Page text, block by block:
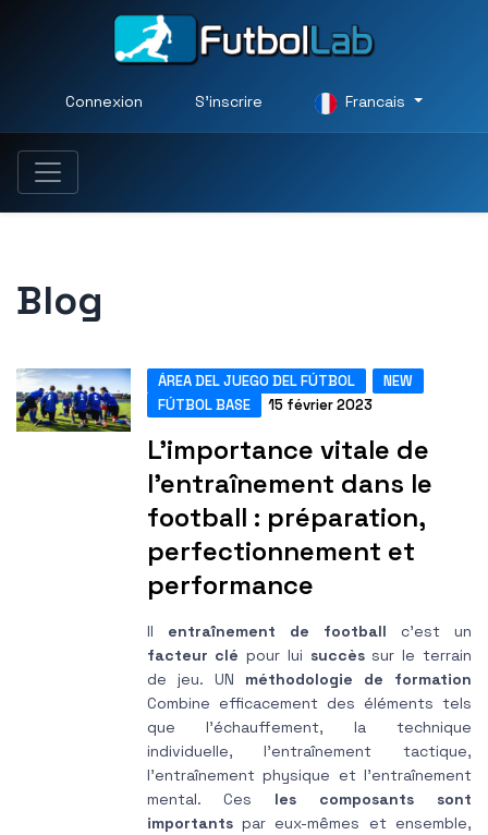
Connexion S'inscrire Francais
Blog
ÁREA DEL JUEGO DEL FÚTBOL
NEW
FÚTBOL BASE
15 février 2023
L'importance vitale de
l'entraînement dans le
football : préparation,
perfectionnement et
performance
Il entraînement de football c'est un
facteur clé pour lui succèssur le terrain
de jeu. UN méthodologie de formation
Combine efficacement des éléments tels
que l'échauffement, la technique
individuelle, l'entraînement tactique,
l'entraînement physique et l'entraînement
mental. Ces les composants sont
importantspar eux-mêmes et ensemble,